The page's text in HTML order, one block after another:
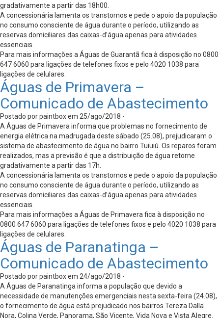
gradativamente a partir das 18h00.
A concessionária lamenta os transtornos e pede o apoio da população
no consumo consciente de água durante o período, utilizando as
reservas domiciliares das caixas-d’água apenas para atividades
essenciais.
Para mais informações a Águas de Guarantã fica à disposição no 0800
647 6060 para ligações de telefones fixos e pelo 4020 1038 para
ligações de celulares.
Águas de Primavera –
Comunicado de Abastecimento
Postado por paintbox em 25/ago/2018 -
A Águas de Primavera informa que problemas no fornecimento de
energia elétrica na madrugada deste sábado (25.08), prejudicaram o
sistema de abastecimento de água no bairro Tuiuiú. Os reparos foram
realizados, mas a previsão é que a distribuição de água retorne
gradativamente a partir das 17h.
A concessionária lamenta os transtornos e pede o apoio da população
no consumo consciente de água durante o período, utilizando as
reservas domiciliares das caixas-d’água apenas para atividades
essenciais.
Para mais informações a Águas de Primavera fica à disposição no
0800 647 6060 para ligações de telefones fixos e pelo 4020 1038 para
ligações de celulares.
Águas de Paranatinga –
Comunicado de Abastecimento
Postado por paintbox em 24/ago/2018 -
A Águas de Paranatinga informa a população que devido a
necessidade de manutenções emergenciais nesta sexta-feira (24.08),
o fornecimento de água está prejudicado nos bairros Tereza Dalla
Nora, Colina Verde, Panorama, São Vicente, Vida Nova e Vista Alegre.